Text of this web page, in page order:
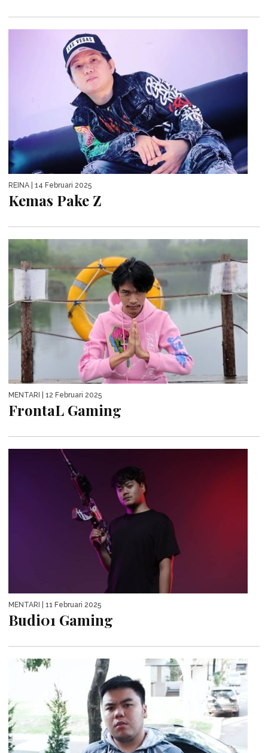
REINA | 14 Februari 2025
Kemas Pake Z
MENTARI | 12 Februari 2025
FrontaL Gaming
MENTARI | 11 Februari 2025
Budi01 Gaming